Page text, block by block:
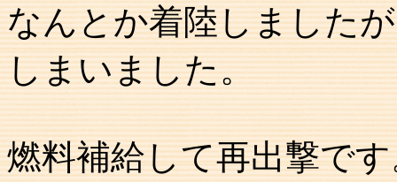
なんとか着陸しました
しまいました。
燃料補給して再出撃で